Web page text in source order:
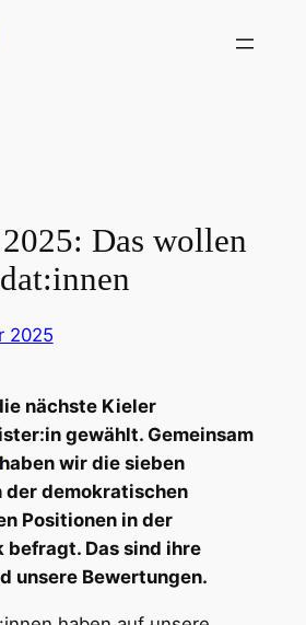
Das wollen
2025
nächste Kieler
gewählt. Gemeinsam
wir die sieben
der demokratischen
Positionen in der
Das sind ihre
unsere Bewertungen.